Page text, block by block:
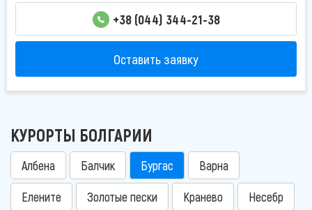
+38 (044) 344-21-38
Оставить заявку
КУРОРТЫ БОЛГАРИИ
Албена Балчик Бургас Варна
Елените Золотые пески Кранево Несебр